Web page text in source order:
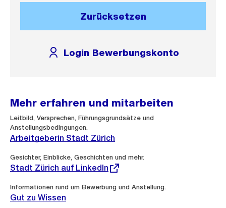
Login Bewerbungskonto
Zurücksetzen
Mehr erfahren und mitarbeiten
Leitbild, Versprechen, Führungsgrundsätze und
Anstellungsbedingungen.
Arbeitgeberin Stadt Zürich
Gesichter, Einblicke, Geschichten und mehr.
Externer
Link:
Stadt Zürich auf LinkedIn
Informationen rund um Bewerbung und Anstellung.
Gut zu Wissen